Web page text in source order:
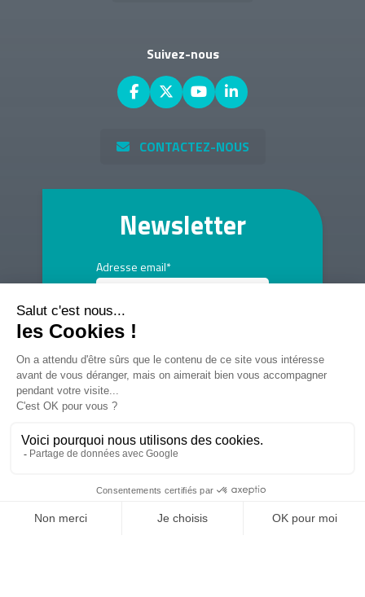
Suivez-nous
CONTACTEZ-NOUS
Newsletter
Adresse email*
Voir toutes les newsletters